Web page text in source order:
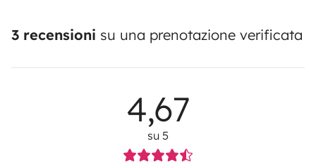
3 recensioni su una prenotazione verificata
4,67
su 5